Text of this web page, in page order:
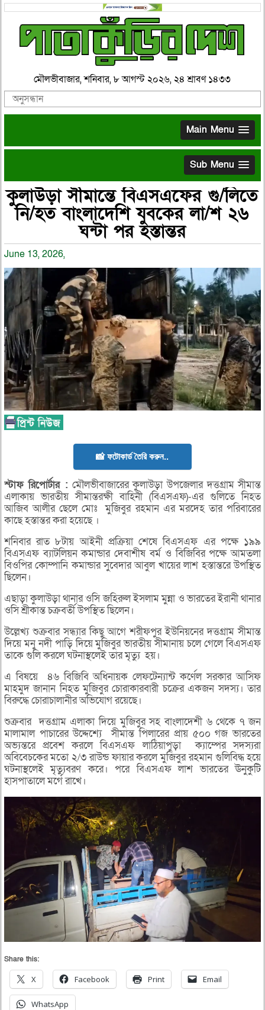
মৌলভীবাজার, শনিবার, ৮ আগস্ট ২০২৬, ২৪ শ্রাবণ ১৪৩৩
Main Menu
Sub Menu
কুলাউড়া সীমান্তে বিএসএফের গু/লিতে
নি/হত বাংলাদেশি যুবকের লা/শ ২৬
ঘন্টা পর হস্তান্তর
June 13, 2026,
📸 ফটোকার্ড তৈরি করুন..
স্টাফ রিপোর্টার : মৌলভীবাজারের কুলাউড়া উপজেলার দত্তগ্রাম সীমান্ত
এলাকায় ভারতীয় সীমান্তরক্ষী বাহিনী (বিএসএফ)-এর গুলিতে নিহত
আজিব আলীর ছেলে মোঃ মুজিবুর রহমান এর মরদেহ তার পরিবারের
কাছে হস্তান্তর করা হয়েছে ।
শনিবার রাত ৮টায় আইনী প্রক্রিয়া শেষে বিএসএফ এর পক্ষে ১৯৯
বিএসএফ ব্যাটলিয়ন কমান্ডার দেবাশীষ বর্ম ও বিজিবির পক্ষে আমতলা
বিওপির কোম্পানি কমান্ডার সুবেদার আবুল খায়ের লাশ হস্তান্তরে উপস্থিত
ছিলেন।
এছাড়া কুলাউড়া থানার ওসি জহিরুল ইসলাম মুন্না ও ভারতের ইরানী থানার
ওসি শ্রীকান্ত চক্রবর্তী উপস্থিত ছিলেন।
উল্লেখ্য শুক্রবার সন্ধ্যার কিছু আগে শরীফপুর ইউনিয়নের দত্তগ্রাম সীমান্ত
দিয়ে মনু নদী পাড়ি দিয়ে মুজিবুর ভারতীয় সীমানায় চলে গেলে বিএসএফ
তাকে গুলি করলে ঘটনাস্থলেই তার মৃত্যু হয়।
এ বিষয়ে ৪৬ বিজিবি অধিনায়ক লেফটেন্যান্ট কর্ণেল সরকার আসিফ
মাহমুদ জানান নিহত মুজিবুর চোরাকারবারী চক্রের একজন সদস্য। তার
বিরুদ্ধে চোরাচালানীর অভিযোগ রয়েছে।
শুক্রবার দত্তগ্রাম এলাকা দিয়ে মুজিবুর সহ বাংলাদেশী ৬ থেকে ৭ জন
মালামাল পাচারের উদ্দেশ্যে সীমান্ত পিলারের প্রায় ৫০০ গজ ভারতের
অভ্যন্তরে প্রবেশ করলে বিএসএফ লাঠিয়াপুড়া ক্যাম্পের সদস্যরা
অবিবেচকের মতো ২/৩ রাউন্ড ফায়ার করলে মুজিবুর রহমান গুলিবিদ্ধ হয়ে
ঘটনাস্থলেই মৃত্যুবরণ করে। পরে বিএসএফ লাশ ভারতের ঊনুকুটি
হাসপাতালে মর্গে রাখে।
Share this:
X Facebook Print Email
WhatsApp